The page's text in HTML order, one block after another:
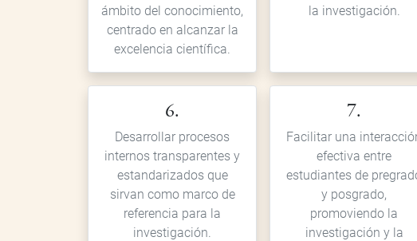
ámbito del conocimiento,
centrado en alcanzar la
excelencia científica.
la investigación.
6.
Desarrollar procesos
internos transparentes y
estandarizados que
sirvan como marco de
referencia para la
investigación.
7.
Facilitar una
efectiva entre
estudiantes de
y posgrado,
promoviendo la
investigación y la